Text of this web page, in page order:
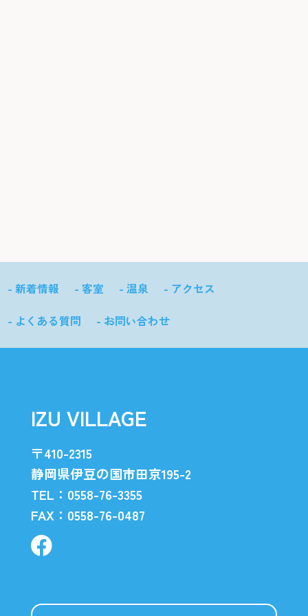
- 新着情報 - 客室 - 温泉 - アクセス
- よくある質問 - お問い合わせ
IZU VILLAGE
〒410-2315
静岡県伊豆の国市田京195-2
TEL：0558-76-3355
FAX：0558-76-0487